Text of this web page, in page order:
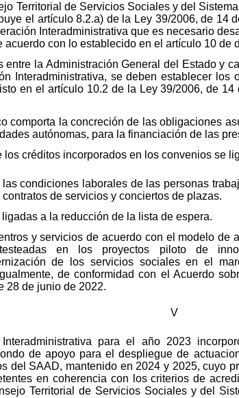
Territorial de Servicios Sociales y del
el artículo 8.2.a) de la Ley 39/2006, de 14
Interadministrativa que es necesario
acuerdo con lo establecido en el artículo 10 de
entre la Administración General del Estado y
Interadministrativa, se deben establecer
en el artículo 10.2 de la Ley 39/2006, de
comporta la concreción de las obligaciones
autónomas, para la financiación de las
los créditos incorporados en los convenios se
condiciones laborales de las personas
de servicios y conciertos de plazas.
a la reducción de la lista de espera.
y servicios de acuerdo con el modelo de
en los proyectos piloto de
de los servicios sociales en el
de conformidad con el Acuerdo
28 de junio de 2022.
V
para el año 2023
de apoyo para el despliegue de
del SAAD, mantenido en 2024 y 2025, cuyo
en coherencia con los criterios de
Territorial de Servicios Sociales y del